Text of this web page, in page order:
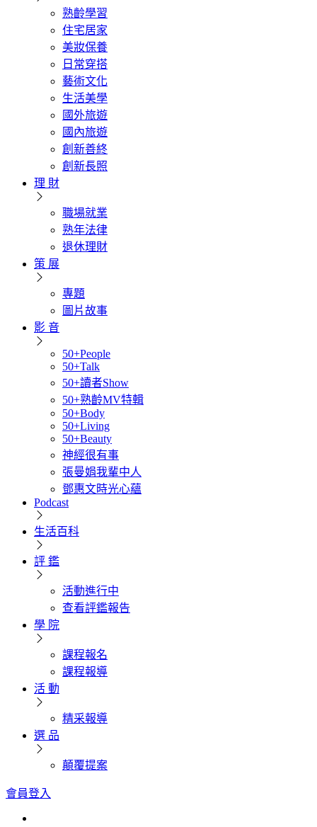
熟齡學習
住宅居家
美妝保養
日常穿搭
藝術文化
生活美學
國外旅遊
國內旅遊
創新善終
創新長照
理 財
職場就業
熟年法律
退休理財
策 展
專題
圖片故事
影 音
50+People
50+Talk
50+讀者Show
50+熟齡MV特輯
50+Body
50+Living
50+Beauty
神經很有事
張曼娟我輩中人
鄧惠文時光心蘊
Podcast
生活百科
評 鑑
活動進行中
查看評鑑報告
學 院
課程報名
課程報導
活 動
精采報導
選 品
顛覆提案
會員登入